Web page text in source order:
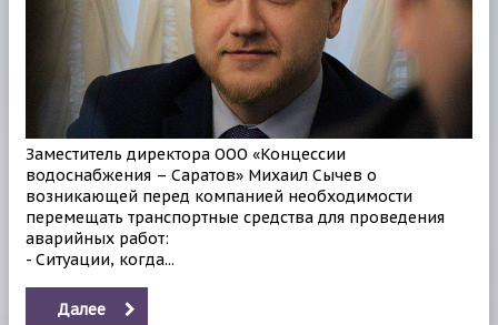
Заместитель директора ООО «Концессии
водоснабжения – Саратов» Михаил Сычев о
возникающей перед компанией необходимости
перемещать транспортные средства для проведения
аварийных работ:
- Ситуации, когда...
Далее